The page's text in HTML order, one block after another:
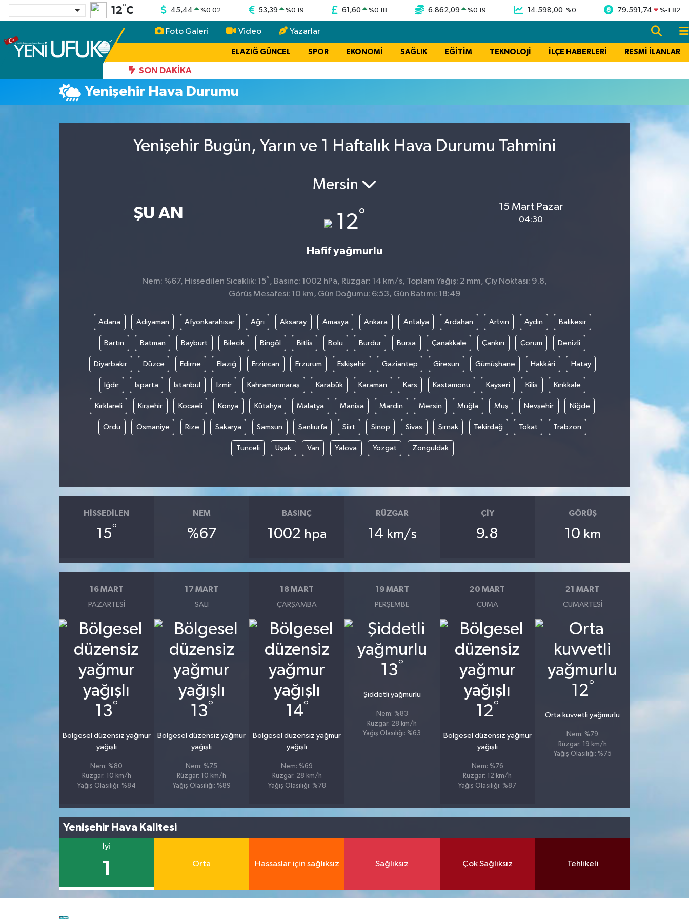
12°C 45,44 %0.02 53,39 %0.19 61,60 %0.18 6.862,09 %0.19 14.598,00 %0 79.591,74 %-1.82
Foto Galeri Video Yazarlar
ELAZIĞ GÜNCEL SPOR EKONOMİ SAĞLIK EĞİTİM TEKNOLOJİ İLÇE HABERLERİ RESMİ İLANLAR
SON DAKIKA
Yenişehir Hava Durumu
Yenişehir Bugün, Yarın ve 1 Haftalık Hava Durumu Tahmini
ŞU AN
Mersin
12°
Hafif yağmurlu
15 Mart Pazar
04:30
Nem: %67, Hissedilen Sıcaklık: 15° , Basınç: 1002 hPa, Rüzgar: 14 km/s, Toplam Yağış: 2 mm, Çiy Noktası: 9.8,
Görüş Mesafesi: 10 km, Gün Doğumu: 6:53, Gün Batımı: 18:49
Adana Adıyaman Afyonkarahisar Ağrı Aksaray Amasya Ankara Antalya Ardahan Artvin Aydın Balıkesir
Bartın Batman Bayburt Bilecik Bingöl Bitlis Bolu Burdur Bursa Çanakkale Çankırı Çorum Denizli
Diyarbakır Düzce Edirne Elazığ Erzincan Erzurum Eskişehir Gaziantep Giresun Gümüşhane Hakkâri Hatay
Iğdır Isparta İstanbul İzmir Kahramanmaraş Karabük Karaman Kars Kastamonu Kayseri Kilis Kırıkkale
Kırklareli Kırşehir Kocaeli Konya Kütahya Malatya Manisa Mardin Mersin Muğla Muş Nevşehir Niğde
Ordu Osmaniye Rize Sakarya Samsun Şanlıurfa Siirt Sinop Sivas Şırnak Tekirdağ Tokat Trabzon
Tunceli Uşak Van Yalova Yozgat Zonguldak
HISSEDILEN
15°
NEM
%67
BASINÇ
1002 hpa
RÜZGAR
14 km/s
ÇIY
9.8
GÖRÜŞ
10 km
16 MART
PAZARTESI
13°
Bölgesel düzensiz yağmur
yağışlı
Nem: %80
Rüzgar: 10 km/h
Yağış Olasılığı: %84
17 MART
SALI
13°
Bölgesel düzensiz yağmur
yağışlı
Nem: %75
Rüzgar: 10 km/h
Yağış Olasılığı: %89
18 MART
ÇARŞAMBA
14°
Bölgesel düzensiz yağmur
yağışlı
Nem: %69
Rüzgar: 28 km/h
Yağış Olasılığı: %78
19 MART
PERŞEMBE
13°
Şiddetli yağmurlu
Nem: %83
Rüzgar: 28 km/h
Yağış Olasılığı: %63
20 MART
CUMA
12°
Bölgesel düzensiz yağmur
yağışlı
Nem: %76
Rüzgar: 12 km/h
Yağış Olasılığı: %87
21 MART
CUMARTESI
12°
Orta kuvvetli yağmurlu
Nem: %79
Rüzgar: 19 km/h
Yağış Olasılığı: %75
Yenişehir Hava Kalitesi
İyi
1 Orta Hassaslar için sağlıksız Sağlıksız Çok Sağlıksız Tehlikeli
Nöbetçi Eczaneler
Namaz Vakitleri
Süper Lig Puan Durumu ve Fikstür